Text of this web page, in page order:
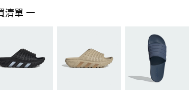
清單 一